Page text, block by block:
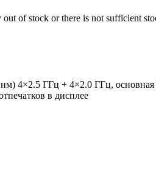
of stock or there is not sufficient
4×2.5 ГГц + 4×2.0 ГГц,
в дисплее